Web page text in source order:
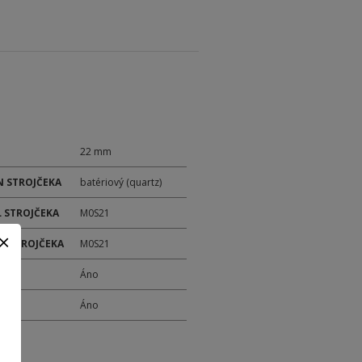
22 mm
STROJČEKA batériový (quartz)
M0S21
STROJČEKA M0S21
Áno
Áno